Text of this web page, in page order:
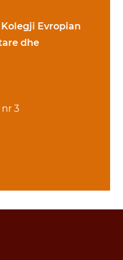
Evropian
dhe
3